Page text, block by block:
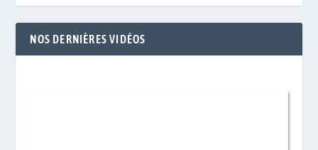
NOS DERNIÈRES VIDÉOS